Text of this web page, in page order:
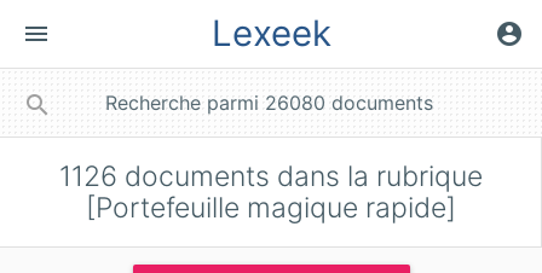
menu Lexeek account_circle
search
1126 documents dans la rubrique
[Portefeuille magique rapide]